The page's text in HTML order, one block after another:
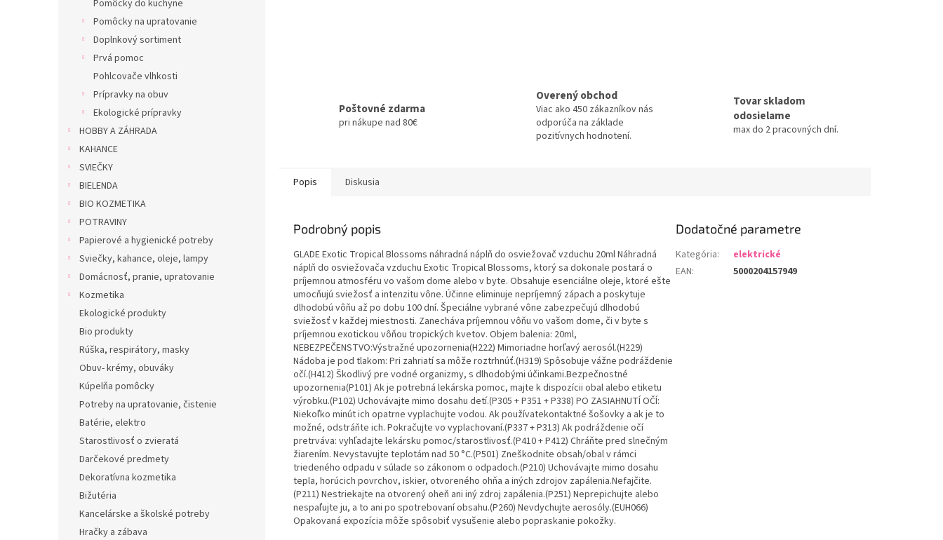
Pomôcky do kuchyne
Pomôcky na upratovanie
Doplnkový sortiment
Prvá pomoc
Pohlcovače vlhkosti
Prípravky na obuv
Ekologické prípravky
HOBBY A ZÁHRADA
KAHANCE
SVIEČKY
BIELENDA
BIO KOZMETIKA
POTRAVINY
Papierové a hygienické potreby
Sviečky, kahance, oleje, lampy
Domácnosť, pranie, upratovanie
Kozmetika
Ekologické produkty
Bio produkty
Rúška, respirátory, masky
Obuv- krémy, obuváky
Kúpelňa pomôcky
Potreby na upratovanie, čistenie
Batérie, elektro
Starostlivosť o zvieratá
Darčekové predmety
Dekoratívna kozmetika
Bižutéria
Kancelárske a školské potreby
Hračky a zábava
Poštovné zdarma
pri nákupe nad 80€
Overený obchod
Viac ako 450 zákazníkov nás
odporúča na základe
pozitívnych hodnotení.
Tovar skladom
odosielame
max do 2 pracovných dní.
Popis Diskusia
Podrobný popis
GLADE Exotic Tropical Blossoms náhradná náplň do osviežovač vzduchu 20ml Náhradná
náplň do osviežovača vzduchu Exotic Tropical Blossoms, ktorý sa dokonale postará o
príjemnou atmosféru vo vašom dome alebo v byte. Obsahuje esenciálne oleje, ktoré ešte
umocňujú sviežosť a intenzitu vône. Účinne eliminuje nepríjemný zápach a poskytuje
dlhodobú vôňu až po dobu 100 dní. Špeciálne vybrané vône zabezpečujú dlhodobú
sviežosť v každej miestnosti. Zanecháva príjemnou vôňu vo vašom dome, či v byte s
príjemnou exotickou vôňou tropických kvetov. Objem balenia: 20ml,
NEBEZPEČENSTVO:Výstražné upozornenia(H222) Mimoriadne horľavý aerosól.(H229)
Nádoba je pod tlakom: Pri zahriatí sa môže roztrhnúť.(H319) Spôsobuje vážne podráždenie
očí.(H412) Škodlivý pre vodné organizmy, s dlhodobými účinkami.Bezpečnostné
upozornenia(P101) Ak je potrebná lekárska pomoc, majte k dispozícii obal alebo etiketu
výrobku.(P102) Uchovávajte mimo dosahu detí.(P305 + P351 + P338) PO ZASIAHNUTÍ OČÍ:
Niekoľko minút ich opatrne vyplachujte vodou. Ak používatekontaktné šošovky a ak je to
možné, odstráňte ich. Pokračujte vo vyplachovaní.(P337 + P313) Ak podráždenie očí
pretrváva: vyhľadajte lekársku pomoc/starostlivosť.(P410 + P412) Chráňte pred slnečným
žiarením. Nevystavujte teplotám nad 50 °C.(P501) Zneškodnite obsah/obal v rámci
triedeného odpadu v súlade so zákonom o odpadoch.(P210) Uchovávajte mimo dosahu
tepla, horúcich povrchov, iskier, otvoreného ohňa a iných zdrojov zapálenia.Nefajčite.
(P211) Nestriekajte na otvorený oheň ani iný zdroj zapálenia.(P251) Neprepichujte alebo
nespaľujte ju, a to ani po spotrebovaní obsahu.(P260) Nevdychujte aerosóly.(EUH066)
Opakovaná expozícia môže spôsobiť vysušenie alebo popraskanie pokožky.
Dodatočné parametre
Kategória:
elektrické
EAN: 5000204157949